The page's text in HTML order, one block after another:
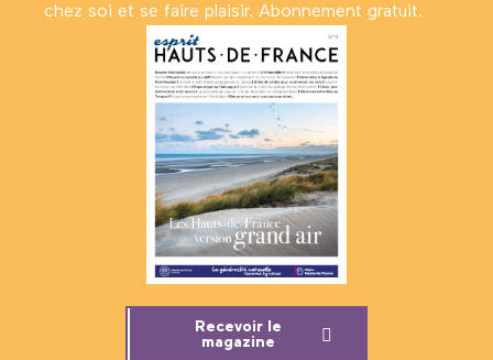
chez soi et se faire plaisir. Abonnement gratuit.
Recevoir le
magazine